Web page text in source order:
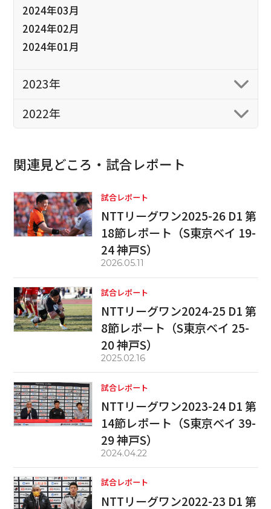
2024年03月
2024年02月
2024年01月
2023年
2022年
関連見どころ・試合レポート
試合レポート
NTTリーグワン2025-26 D1 第
18節レポート（S東京ベイ 19-
24 神戸S）
2026.05.11
試合レポート
NTTリーグワン2024-25 D1 第
8節レポート（S東京ベイ 25-
20 神戸S）
2025.02.16
試合レポート
NTTリーグワン2023-24 D1 第
14節レポート（S東京ベイ 39-
29 神戸S）
2024.04.22
試合レポート
NTTリーグワン2022-23 D1 第